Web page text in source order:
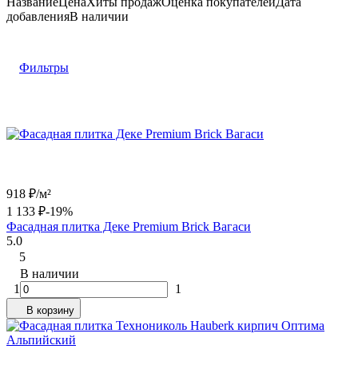
добавленияВ наличии
Фильтры
918 ₽/м²
1 133 ₽-19%
Фасадная плитка Деке Premium Brick Вагаси
5.0
5
В наличии
1
1
В корзину